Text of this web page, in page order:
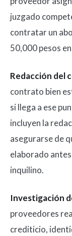
juzgado
contratar un
50,000 pesos
Redacción del
contrato bien
si llega a ese
incluyen la
asegurarse de
elaborado
inquilino.
Investigación
proveedores
crediticio,